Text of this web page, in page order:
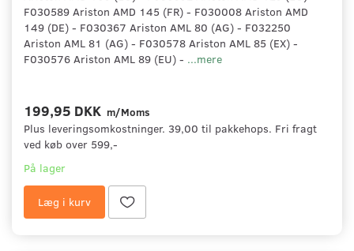
F030589 Ariston AMD 145 (FR) - F030008 Ariston AMD
149 (DE) - F030367 Ariston AML 80 (AG) - F032250
Ariston AML 81 (AG) - F030578 Ariston AML 85 (EX) -
F030576 Ariston AML 89 (EU) - ...mere
199,95 DKK m/Moms
Plus leveringsomkostninger. 39,00 til pakkehops. Fri fragt
ved køb over 599,-
På lager
Læg i kurv